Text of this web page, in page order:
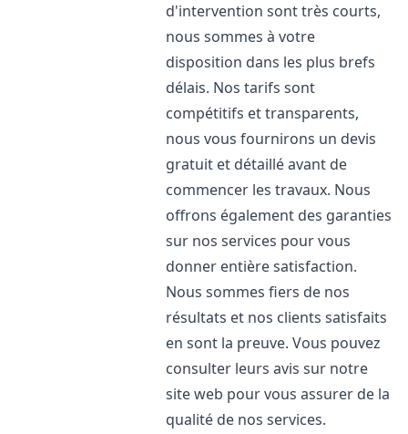
d'intervention sont très courts,
nous sommes à votre
disposition dans les plus brefs
délais. Nos tarifs sont
compétitifs et transparents,
nous vous fournirons un devis
gratuit et détaillé avant de
commencer les travaux. Nous
offrons également des garanties
sur nos services pour vous
donner entière satisfaction.
Nous sommes fiers de nos
résultats et nos clients satisfaits
en sont la preuve. Vous pouvez
consulter leurs avis sur notre
site web pour vous assurer de la
qualité de nos services.